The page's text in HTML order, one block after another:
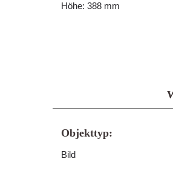
Höhe: 388 mm
Objekttyp:
Bild